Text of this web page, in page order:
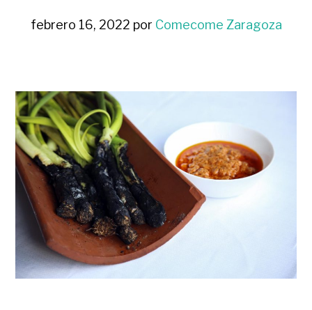
febrero 16, 2022 por Comecome Zaragoza